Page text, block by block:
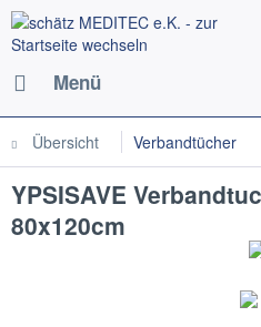
Menü
Übersicht Verbandtücher
YPSISAVE
80x120cm